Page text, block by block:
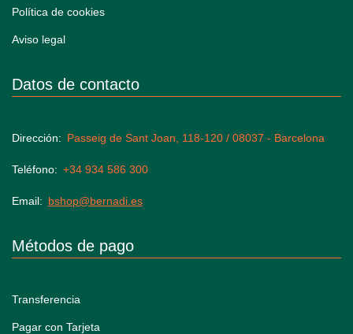
Política de cookies
Aviso legal
Datos de contacto
Dirección Passeig de Sant Joan, 118-120 / 08037 - Barcelona
Teléfono +34 934 586 300
Email bshop@bernadi.es
Métodos de pago
Transferencia
Pagar con Tarjeta